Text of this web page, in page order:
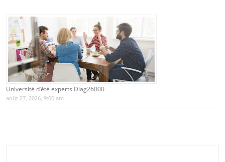
Université d’été experts Diag26000
août 27, 2026, 9:00 am